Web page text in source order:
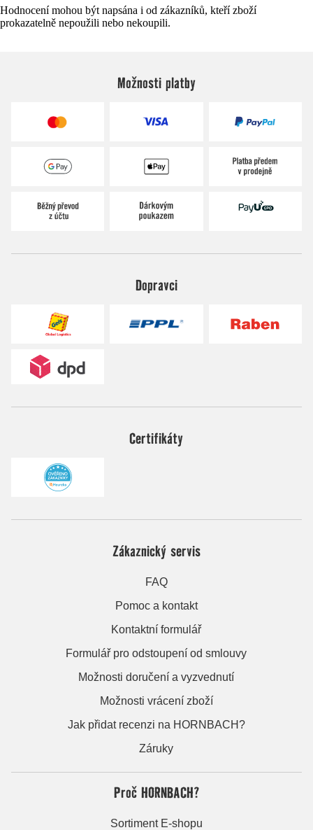
Hodnocení mohou být napsána i od zákazníků, kteří zboží
prokazatelně nepoužili nebo nekoupili.
Možnosti platby
Dopravci
Certifikáty
Zákaznický servis
FAQ
Pomoc a kontakt
Kontaktní formulář
Formulář pro odstoupení od smlouvy
Možnosti doručení a vyzvednutí
Možnosti vrácení zboží
Jak přidat recenzi na HORNBACH?
Záruky
Proč HORNBACH?
Sortiment E-shopu